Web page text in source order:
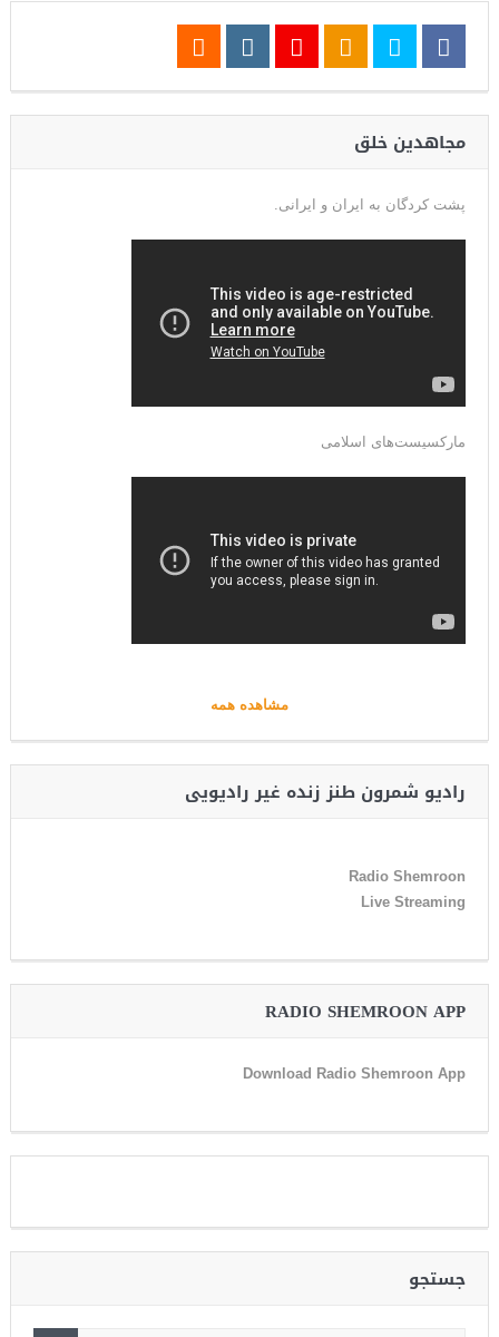
مجاهدین خلق
پشت کردگان به ایران و ایرانی.
مارکسیست‌های اسلامی
مشاهده همه
رادیو شمرون طنز زنده غیر رادیویی
Radio Shemroon
Live Streaming
RADIO SHEMROON APP
Download Radio Shemroon App
جستجو